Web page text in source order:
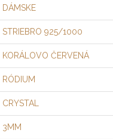
DÁMSKE
STRIEBRO 925/1000
KORÁLOVO ČERVENÁ
RÓDIUM
CRYSTAL
3MM